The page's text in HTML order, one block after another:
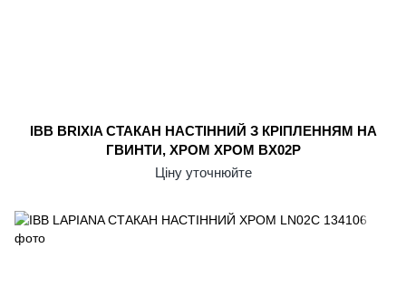
IBB BRIXIA СТАКАН НАСТІННИЙ З КРІПЛЕННЯМ НА
ГВИНТИ, ХРОМ ХРОМ BX02P
Ціну уточнюйте